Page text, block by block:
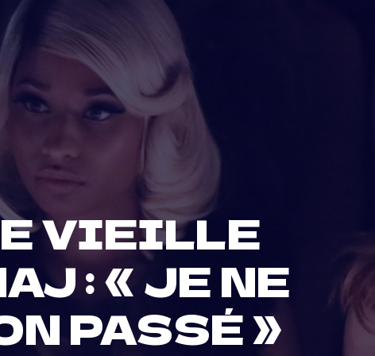
VIEILLE
: « JE NE
PASSÉ »